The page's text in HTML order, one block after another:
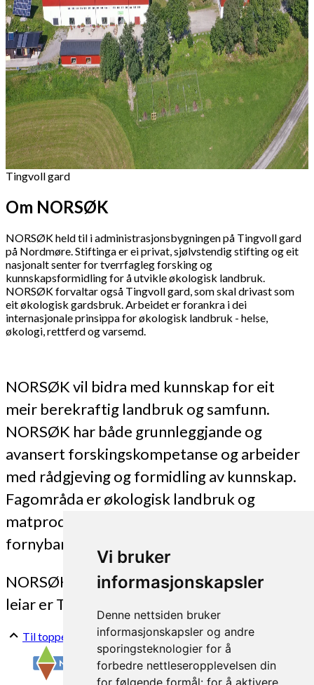
Vi bruker
informasjonskapsler
Denne nettsiden bruker
informasjonskapsler og andre
sporingsteknologier for å
forbedre nettleseropplevelsen din
for følgende formål: for å aktivere
Tingvoll gard
Om NORSØK
NORSØK held til i administrasjonsbygningen på Tingvoll gard
på Nordmøre. Stiftinga er ei privat, sjølvstendig stifting og eit
nasjonalt senter for tverrfagleg forsking og
kunnskapsformidling for å utvikle økologisk landbruk.
NORSØK forvaltar også Tingvoll gard, som skal drivast som
eit økologisk gardsbruk. Arbeidet er forankra i dei
internasjonale prinsippa for økologisk landbruk - helse,
økologi, rettferd og varsemd.
NORSØK vil bidra med kunnskap for eit
meir berekraftig landbruk og samfunn.
NORSØK har både grunnleggjande og
avansert forskingskompetanse og arbeider
med rådgjeving og formidling av kunnskap.
Fagområda er økologisk landbruk og
matproduksjon, miljø og berekraft og
fornybar energi.
NORSØK har per i dag 24 tilsette. Dagleg
leiar er Turid Strøm.
Til toppen